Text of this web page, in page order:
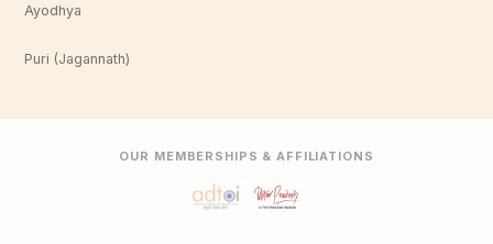
Ayodhya
Puri (Jagannath)
OUR MEMBERSHIPS & AFFILIATIONS